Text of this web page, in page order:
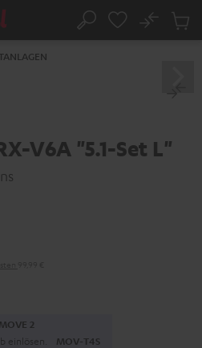
Suche
No
V6A "5.1-Set L"
2
einlösen. MOV-T4S